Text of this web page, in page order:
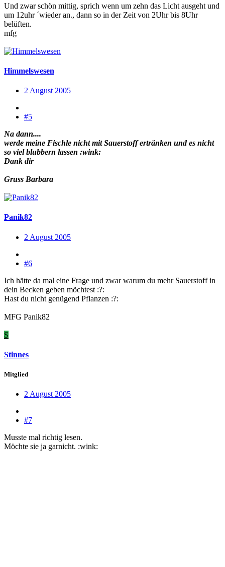
Und zwar schön mittig, sprich wenn um zehn das Licht ausgeht und
um 12uhr ´wieder an., dann so in der Zeit von 2Uhr bis 8Uhr
belüften.
mfg
Himmelswesen
2 August 2005
#5
Na dann....
werde meine Fischle nicht mit Sauerstoff ertränken und es nicht
so viel blubbern lassen :wink:
Dank dir
Gruss Barbara
Panik82
2 August 2005
#6
Ich hätte da mal eine Frage und zwar warum du mehr Sauerstoff in
dein Becken geben möchtest :?:
Hast du nicht genügend Pflanzen :?:
MFG Panik82
S
Stinnes
Mitglied
2 August 2005
#7
Musste mal richtig lesen.
Möchte sie ja garnicht. :wink: